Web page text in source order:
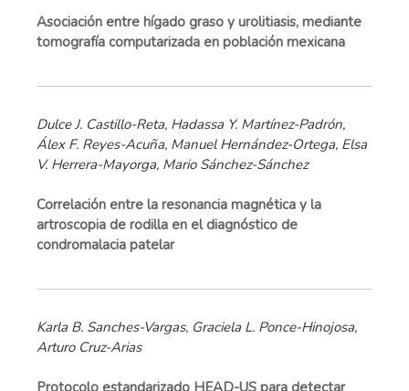
Asociación entre hígado graso y urolitiasis, mediante
tomografía computarizada en población mexicana
Dulce J. Castillo-Reta, Hadassa Y. Martínez-Padrón,
Álex F. Reyes-Acuña, Manuel Hernández-Ortega, Elsa
V. Herrera-Mayorga, Mario Sánchez-Sánchez
Correlación entre la resonancia magnética y la
artroscopia de rodilla en el diagnóstico de
condromalacia patelar
Karla B. Sanches-Vargas, Graciela L. Ponce-Hinojosa,
Arturo Cruz-Arias
Protocolo estandarizado HEAD-US para detectar